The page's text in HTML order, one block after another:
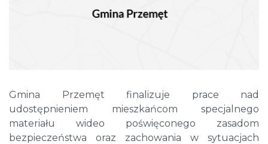
Gmina Przemęt finalizuje prace nad
udostępnieniem mieszkańcom specjalnego
materiału wideo poświęconego zasadom
bezpieczeństwa oraz zachowania w sytuacjach